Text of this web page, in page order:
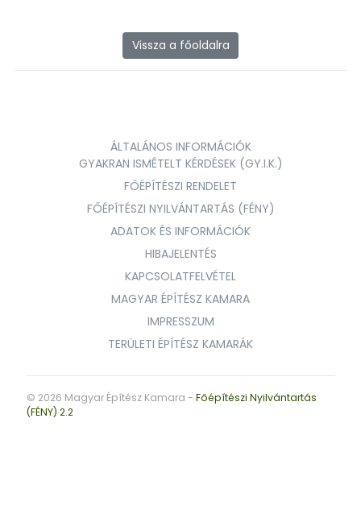
Vissza a főoldalra
ÁLTALÁNOS INFORMÁCIÓK
GYAKRAN ISMÉTELT KÉRDÉSEK (GY.I.K.)
FŐÉPÍTÉSZI RENDELET
FŐÉPÍTÉSZI NYILVÁNTARTÁS (FÉNY)
ADATOK ÉS INFORMÁCIÓK
HIBAJELENTÉS
KAPCSOLATFELVÉTEL
MAGYAR ÉPÍTÉSZ KAMARA
IMPRESSZUM
TERÜLETI ÉPÍTÉSZ KAMARÁK
© 2026 Magyar Építész Kamara - Főépítészi Nyilvántartás
(FÉNY) 2.2